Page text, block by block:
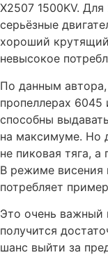
X2507 1500KV.
серьёзные
хороший
невысокое
По данным
пропеллерах 6045
способны
на максимуме. Но
не пиковая тяга,
В режиме висения
потребляет
Это очень важный
получится
шанс выйти за